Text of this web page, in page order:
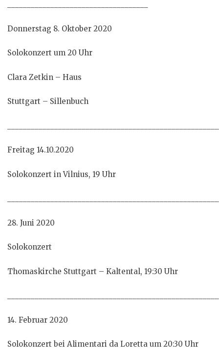
Donnerstag 8. Oktober 2020
Solokonzert um 20 Uhr
Clara Zetkin – Haus
Stuttgart – Sillenbuch
Freitag 14.10.2020
Solokonzert in Vilnius, 19 Uhr
28. Juni 2020
Solokonzert
Thomaskirche Stuttgart – Kaltental, 19:30 Uhr
14. Februar 2020
Solokonzert bei Alimentari da Loretta um 20:30 Uhr